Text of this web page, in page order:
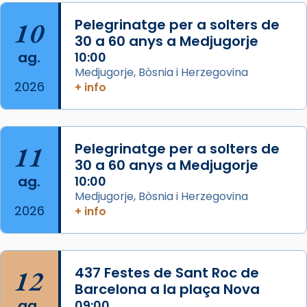
duració aproximada de tres hores. Després,
processó (recuperada el 1972) al voltant
del temple amb les relíquies de les santes.
Des de 1985 hi participa també un grup de
diablesses amb música i ball propis. Festa
«Si vols saber què és calor, ves per les
Santes a Mataró»🥵.
Photo
View on Facebook ·
Jaume, fill de Zebedeu, és juntament amb el
seu germà Joan i Pere un dels que
acompanyava més de prop Jesús.
10
ag.
2026
Pelegrinatge per a solters de
30 a 60 anys a Medjugorje
10:00
Medjugorje, Bòsnia i Herzegovina
+ info
11
ag.
2026
Pelegrinatge per a solters de
30 a 60 anys a Medjugorje
10:00
Medjugorje, Bòsnia i Herzegovina
+ info
12
437 Festes de Sant Roc de
Barcelona a la plaça Nova